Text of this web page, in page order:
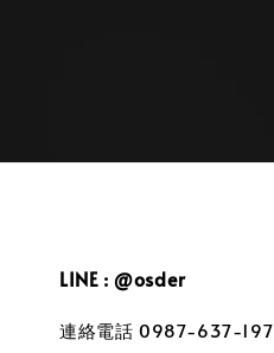
LINE : @osder
連絡電話 0987-637-197